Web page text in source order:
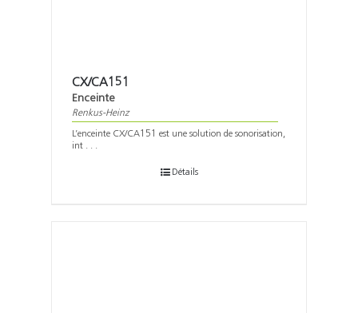
CX/CA151
Enceinte
Renkus-Heinz
L’enceinte CX/CA151 est une solution de sonorisation,
int . . .
Détails